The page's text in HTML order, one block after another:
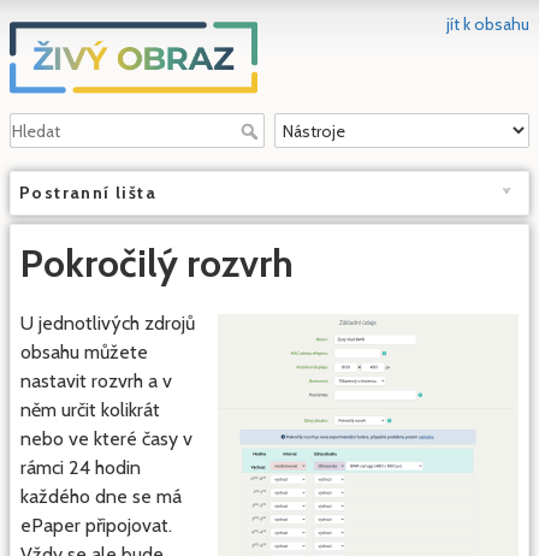
jít k obsahu
Postranní lišta
Pokročilý rozvrh
U jednotlivých zdrojů
obsahu můžete
nastavit rozvrh a v
něm určit kolikrát
nebo ve které časy v
rámci 24 hodin
každého dne se má
ePaper připojovat.